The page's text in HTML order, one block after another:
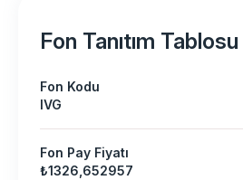
Fon Tanıtım Tablosu
Fon Kodu
IVG
Fon Pay Fiyatı
₺1326,652957